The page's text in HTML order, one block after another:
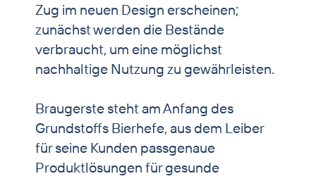
Zug im neuen Design erscheinen;
zunächst werden die Bestände
verbraucht, um eine möglichst
nachhaltige Nutzung zu gewährleisten.
Braugerste steht am Anfang des
Grundstoffs Bierhefe, aus dem Leiber
für seine Kunden passgenaue
Produktlösungen für gesunde